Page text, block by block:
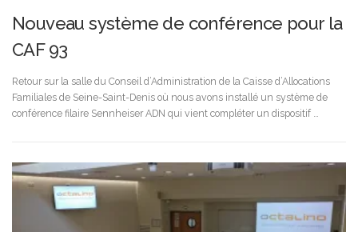
Nouveau système de conférence pour la
CAF 93
Retour sur la salle du Conseil d’Administration de la Caisse d’Allocations
Familiales de Seine-Saint-Denis où nous avons installé un système de
conférence filaire Sennheiser ADN qui vient compléter un dispositif …